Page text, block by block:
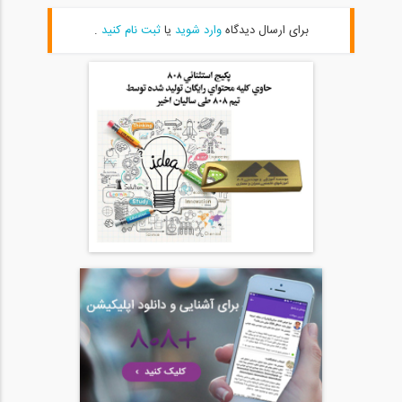
بخشی از فیلم وبینار مقایسه سیستم...
بخشی از فیلم وبینار طراحی تیرهای لانه...
بخشی از فیلم وبینار مدلینگ اتصال مفصلی...
برای ارسال دیدگاهوارد شوید یاثبت نام کنید .